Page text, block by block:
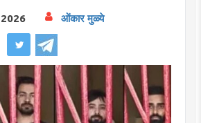
ओंकार मुळ्ये